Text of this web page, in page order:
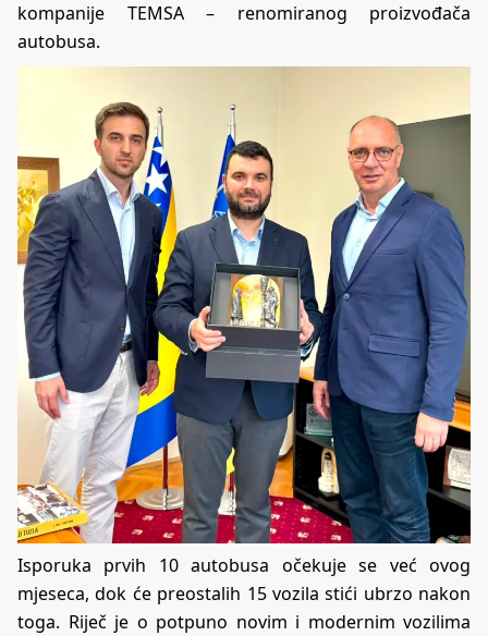
kompanije TEMSA – renomiranog proizvođača
autobusa.
Isporuka prvih 10 autobusa očekuje se već ovog
mjeseca, dok će preostalih 15 vozila stići ubrzo nakon
toga. Riječ je o potpuno novim i modernim vozilima